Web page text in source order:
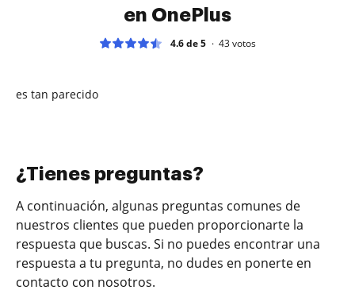
en OnePlus
4.6 de 5 43votos
es tan parecido
¿Tienes preguntas?
A continuación, algunas preguntas comunes de
nuestros clientes que pueden proporcionarte la
respuesta que buscas. Si no puedes encontrar una
respuesta a tu pregunta, no dudes en ponerte en
contacto con nosotros.